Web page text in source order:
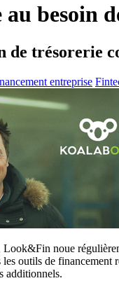
besoin
de trésorerie
entreprise
noue
les outils de
additionnels.